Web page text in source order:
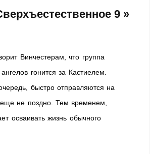
9 »
Винчестерам, что группа
гонится за Кастиелем.
быстро отправляются на
не поздно. Тем временем,
осваивать жизнь обычного